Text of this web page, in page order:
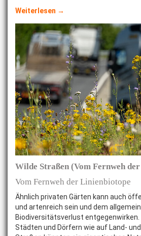
Weiterlesen →
Wilde Straßen (Vom Fernweh
Vom Fernweh der Linienbiotope
Ähnlich privaten Gärten kann auch
und artenreich sein und dem
Biodiversitätsverlust entgegenwirken.
Städten und Dörfern wie auf Land-